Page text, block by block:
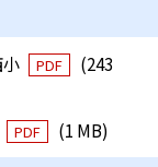
小 PDF
(243
PDF (1 MB)